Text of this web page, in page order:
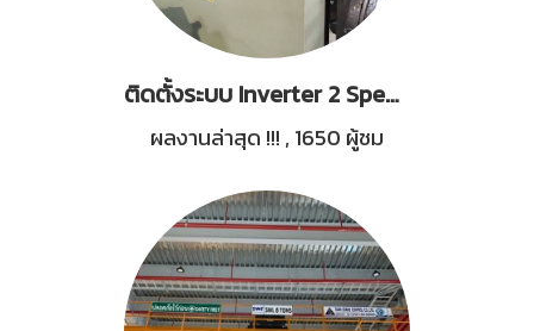
ติดตั้งระบบ Inverter 2 Speed รอกสลิงไฟฟ้า Mitsubishi 30Tons & Training
ผลงานล่าสุด !!! , 1650 ผู้ชม